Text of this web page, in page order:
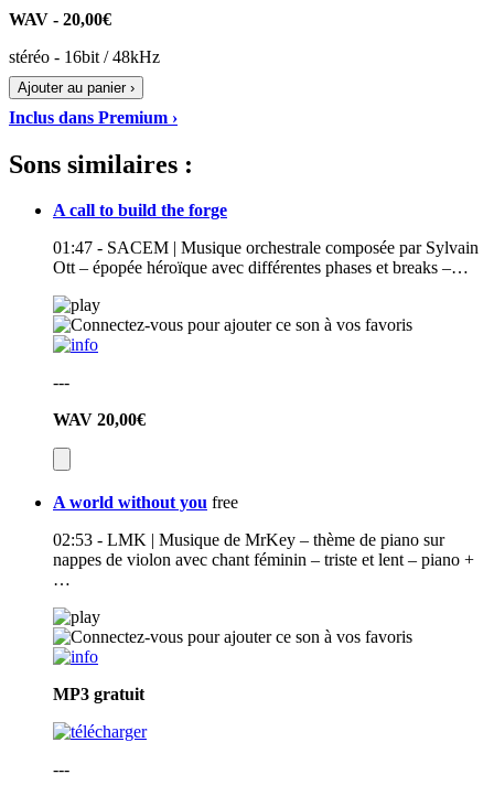
WAV - 20,00€
stéréo - 16bit / 48kHz
Ajouter au panier ›
Inclus dans Premium ›
Sons similaires :
A call to build the forge
01:47 - SACEM | Musique orchestrale composée par Sylvain
Ott – épopée héroïque avec différentes phases et breaks –…
---
WAV 20,00€
A world without you free
02:53 - LMK | Musique de MrKey – thème de piano sur
nappes de violon avec chant féminin – triste et lent – piano +
…
MP3 gratuit
---